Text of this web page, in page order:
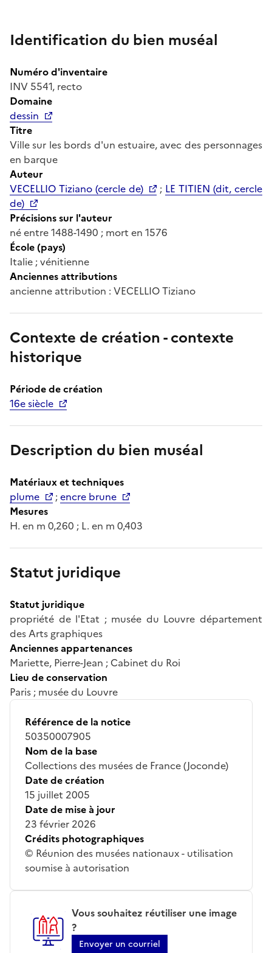
Identification du bien muséal
Numéro d'inventaire
INV 5541, recto
Domaine
dessin
Titre
Ville sur les bords d'un estuaire, avec des personnages
en barque
Auteur
VECELLIO Tiziano (cercle de)
; LE TITIEN (dit, cercle
de)
Précisions sur l'auteur
né entre 1488-1490 ; mort en 1576
École (pays)
Italie ; vénitienne
Anciennes attributions
ancienne attribution : VECELLIO Tiziano
Contexte de création - contexte
historique
Période de création
16e siècle
Description du bien muséal
Matériaux et techniques
plume
;encre brune
Mesures
H. en m 0,260 ; L. en m 0,403
Statut juridique
Statut juridique
propriété de l'Etat ; musée du Louvre département
des Arts graphiques
Anciennes appartenances
Mariette, Pierre-Jean ; Cabinet du Roi
Lieu de conservation
Paris ; musée du Louvre
Référence de la notice
50350007905
Nom de la base
Collections des musées de France (Joconde)
Date de création
15 juillet 2005
Date de mise à jour
23 février 2026
Crédits photographiques
© Réunion des musées nationaux - utilisation
soumise à autorisation
Vous souhaitez réutiliser une image
?
Envoyer un courriel